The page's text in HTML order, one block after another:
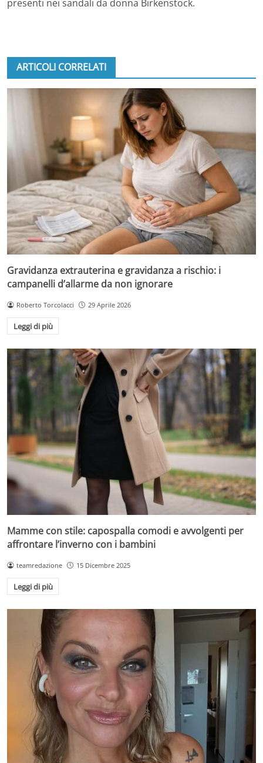
presenti nei sandali da donna Birkenstock.
ARTICOLI CORRELATI
Gravidanza extrauterina e gravidanza a rischio: i
campanelli d’allarme da non ignorare
Roberto Torcolacci 29 Aprile 2026
Leggi di più
Mamme con stile: capospalla comodi e avvolgenti per
affrontare l’inverno con i bambini
teamredazione 15 Dicembre 2025
Leggi di più